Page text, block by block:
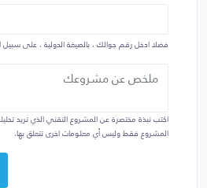
فضلا ادخل رقم جوالك ، بالصيغة الدولية ، على سبيل
اكتب نبذة مختصرة عن المشروع التقني الذي تريد
المشروع فقط وليس أي معلومات اخرى تتعلق بها،